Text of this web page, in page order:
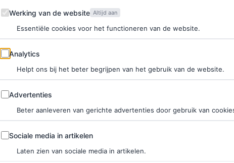
Werking van de website
Werking van de website Altijd aan
Essentiële cookies voor het functioneren van de website.
Analytics
Analytics
Helpt ons bij het beter begrijpen van het gebruik van de website.
Advertenties
Advertenties
Beter aanleveren van gerichte advertenties door gebruik van
Sociale media in artikelen
Sociale media in artikelen
Laten zien van sociale media in artikelen.